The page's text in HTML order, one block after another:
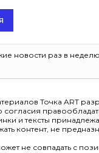
новости раз в
Точка ART
согласия
и тексты
контент, не
не совпадать с